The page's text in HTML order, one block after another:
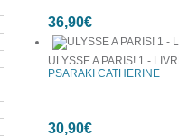
36,90€
ULYSSE A PARIS! 1 -
PSARAKI CATHERINE
30,90€